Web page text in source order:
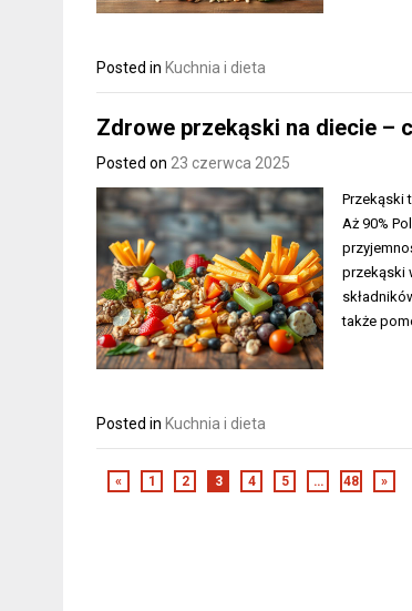
Posted in Kuchnia i dieta
Zdrowe przekąski na diecie –
Posted on 23 czerwca 2025
Przekąski
Aż 90%
przekąski
także
Posted in Kuchnia i dieta
« 1 2 3 4 5 … 48 »